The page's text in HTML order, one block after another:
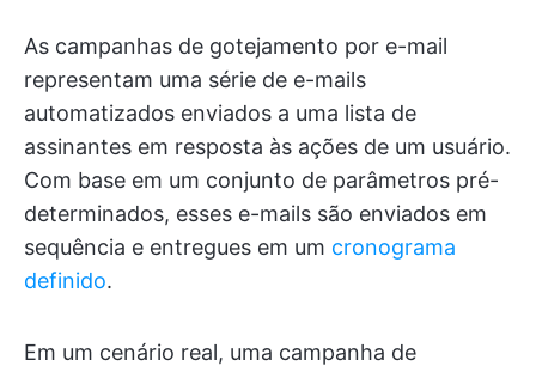
As campanhas de gotejamento por e-mail
representam uma série de e-mails
automatizados enviados a uma lista de
assinantes em resposta às ações de um usuário.
Com base em um conjunto de parâmetros pré-
determinados, esses e-mails são enviados em
sequência e entregues em um cronograma
definido.
Em um cenário real, uma campanha de